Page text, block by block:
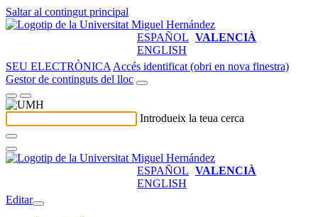
Saltar al contingut principal
ESPAÑOL VALENCIÀ
ENGLISH
SEU ELECTRÒNICA Accés identificat (obri en nova finestra)
Gestor de continguts del lloc
Introdueix la teua cerca
ESPAÑOL VALENCIÀ
ENGLISH
Editar